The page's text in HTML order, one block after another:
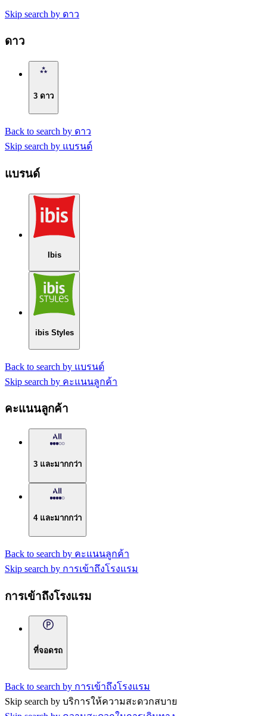
Skip search by ดาว
ดาว
3 ดาว
Back to search by ดาว
Skip search by แบรนด์
แบรนด์
Ibis
ibis Styles
Back to search by แบรนด์
Skip search by คะแนนลูกค้า
คะแนนลูกค้า
3 และมากกว่า
4 และมากกว่า
Back to search by คะแนนลูกค้า
Skip search by การเข้าถึงโรงแรม
การเข้าถึงโรงแรม
ที่จอดรถ
Back to search by การเข้าถึงโรงแรม
Skip search by บริการให้ความสะดวกสบาย